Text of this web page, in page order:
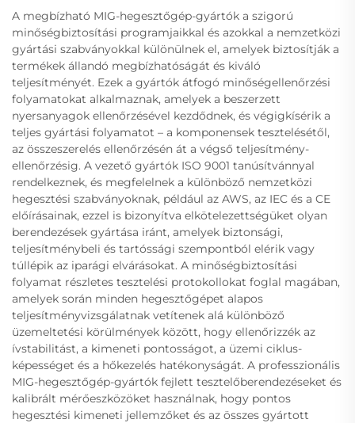
A megbízható MIG-hegesztőgép-gyártók a szigorú
minőségbiztosítási programjaikkal és azokkal a nemzetközi
gyártási szabványokkal különülnek el, amelyek biztosítják a
termékek állandó megbízhatóságát és kiváló
teljesítményét. Ezek a gyártók átfogó minőségellenőrzési
folyamatokat alkalmaznak, amelyek a beszerzett
nyersanyagok ellenőrzésével kezdődnek, és végigkísérik a
teljes gyártási folyamatot – a komponensek tesztelésétől,
az összeszerelés ellenőrzésén át a végső teljesítmény-
ellenőrzésig. A vezető gyártók ISO 9001 tanúsítvánnyal
rendelkeznek, és megfelelnek a különböző nemzetközi
hegesztési szabványoknak, például az AWS, az IEC és a CE
előírásainak, ezzel is bizonyítva elkötelezettségüket olyan
berendezések gyártása iránt, amelyek biztonsági,
teljesítménybeli és tartóssági szempontból elérik vagy
túllépik az iparági elvárásokat. A minőségbiztosítási
folyamat részletes tesztelési protokollokat foglal magában,
amelyek során minden hegesztőgépet alapos
teljesítményvizsgálatnak vetítenek alá különböző
üzemeltetési körülmények között, hogy ellenőrizzék az
ívstabilitást, a kimeneti pontosságot, a üzemi ciklus-
képességet és a hőkezelés hatékonyságát. A professzionális
MIG-hegesztőgép-gyártók fejlett tesztelőberendezéseket és
kalibrált mérőeszközöket használnak, hogy pontos
hegesztési kimeneti jellemzőket és az összes gyártott